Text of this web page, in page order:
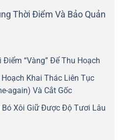
Thời Điểm Và Bảo Quản
“Vàng” Để Thu Hoạch
Khai Thác Liên Tục
again) Và Cắt Gốc
Bó Xôi Giữ Được Độ Tươi Lâu